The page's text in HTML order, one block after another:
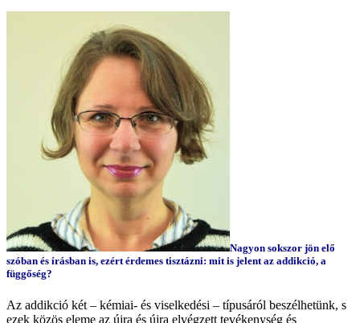
Nagyon sokszor jön elő
szóban és írásban is, ezért érdemes tisztázni: mit is jelent az addikció, a
függőség?
Az addikció két – kémiai- és viselkedési – típusáról beszélhetünk, s
ezek közös eleme az újra és újra elvégzett tevékenység és